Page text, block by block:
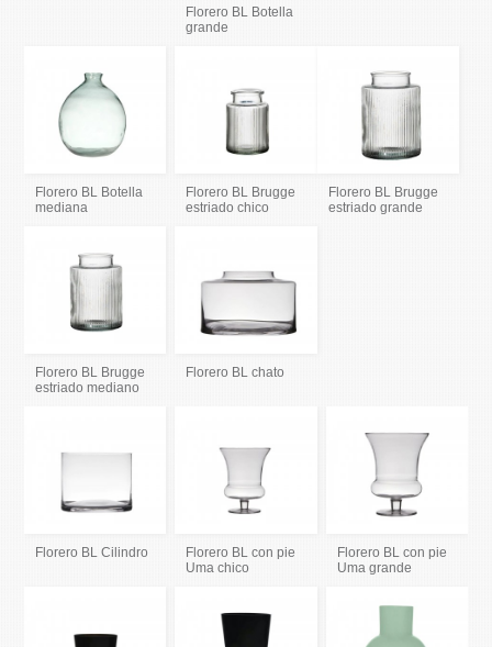
Florero BL Botella
grande
Florero BL Botella
mediana
Florero BL Brugge
estriado chico
Florero BL Brugge
estriado grande
Florero BL Brugge
estriado mediano
Florero BL chato
Florero BL Cilindro
Florero BL con pie
Uma chico
Florero BL con pie
Uma grande